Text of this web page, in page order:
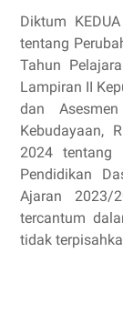
Diktum
tentang
Tahun
Lampiran II
dan
Kebudayaan,
2024 tentang
Pendidikan
Ajaran 2023/
tercantum
tidak